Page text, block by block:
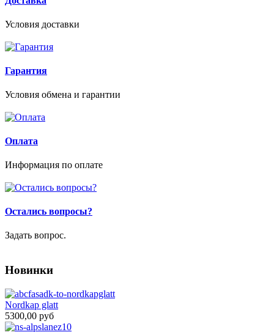
Условия доставки
Гарантия
Условия обмена и гарантии
Оплата
Информация по оплате
Остались вопросы?
Задать вопрос.
Новинки
Nordkap glatt
5300,00 руб